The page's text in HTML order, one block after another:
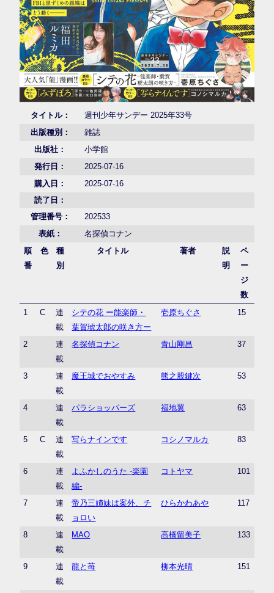
タイトル：
週刊少年サンデー 2025年33号
出版種別：
雑誌
出版社：
小学館
発行日：
2025-07-16
購入日：
2025-07-16
読了日：
管理番号：
202533
表紙：
名探偵コナン
順
番
色
種
別
タイトル 著者
説
明
ペ
ー
ジ
数
1
C
連
載
シテの花 ー能楽師・
葉賀琥太郎の咲き方ー
壱原ちぐさ 15
2
連
載
名探偵コナン 青山剛昌 37
3
連
載
魔王城でおやすみ 熊之股鍵次 53
4
連
載
パラショッパーズ 福地翼 63
5 C
連
載
写らナインです コシノマルカ 83
6
連
載
よふかしのうた -楽園
編-
コトヤマ 101
7
連
載
帝乃三姉妹は案外、チ
ョロい
ひらかわあや 117
8
連
載
MAO 高橋留美子 133
9
連
載
龍と苺 柳本光晴 151